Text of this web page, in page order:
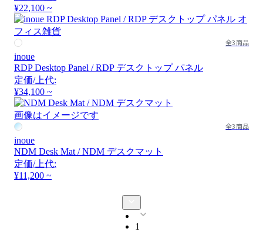
¥22,100 ~
全3商品
inoue
RDP Desktop Panel / RDP デスクトップ パネル
定価/上代:
¥34,100 ~
画像はイメージです
全3商品
inoue
NDM Desk Mat / NDM デスクマット
定価/上代:
¥11,200 ~
1